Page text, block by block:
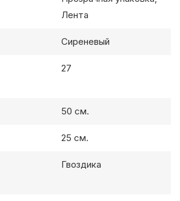
Лента
Сиреневый
27
50 см.
25 см.
Гвоздика